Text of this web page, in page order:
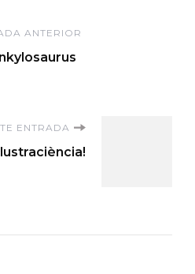
ANTERIOR
ENTRADA